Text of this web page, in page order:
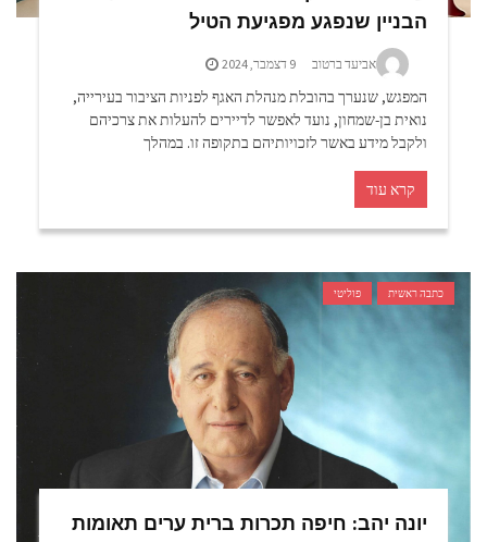
הבניין שנפגע מפגיעת הטיל
אביעד ברטוב 9 דצמבר, 2024
המפגש, שנערך בהובלת מנהלת האגף לפניות הציבור בעירייה,
נואית בן-שמחון, נועד לאפשר לדיירים להעלות את צרכיהם
ולקבל מידע באשר לזכויותיהם בתקופה זו. במהלך
קרא עוד
כתבה ראשית פוליטי
יונה יהב: חיפה תכרות ברית ערים תאומות